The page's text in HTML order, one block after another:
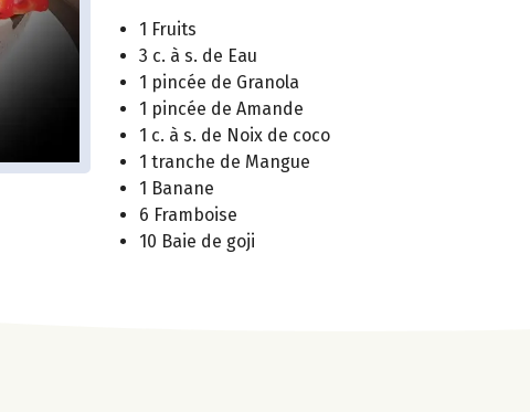
1 Fruits
3 c. à s. de Eau
1 pincée de Granola
1 pincée de Amande
1 c. à s. de Noix de coco
1 tranche de Mangue
1 Banane
6 Framboise
10 Baie de goji